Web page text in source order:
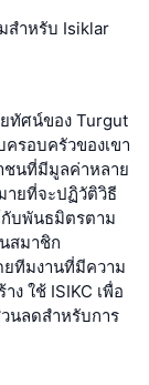
สำหรับ Isiklar
ทัศน์ของ Turgut
รอบครัวของเขา
ชนที่มีมูลค่าหลาย
ายที่จะปฏิวัติวิธี
บพันธมิตรตาม
สมาชิก
ทีมงานที่มีความ
ง ใช้ ISIKC เพื่อ
นลดสำหรับการ